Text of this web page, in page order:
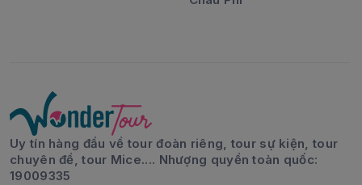
Uy tín hàng đầu về tour đoàn riêng, tour sự kiện, tour
chuyên đề, tour Mice.... Nhượng quyền toàn quốc:
19009335